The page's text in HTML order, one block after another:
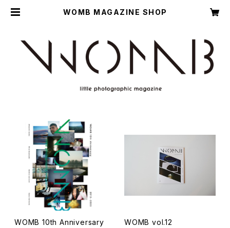
WOMB MAGAZINE SHOP
WOMB 10th Anniversary
WOMB vol.12